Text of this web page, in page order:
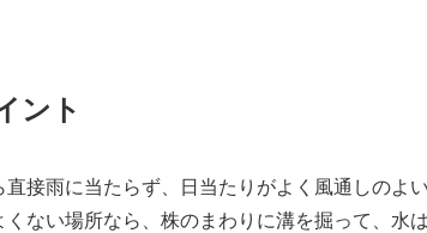
ント
接雨に当たらず、日当たりがよく風通しのよ
ない場所なら、株のまわりに溝を掘って、水